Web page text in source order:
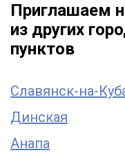
Приглашаем
из других
пунктов
Славянск-на-
Динская
Анапа